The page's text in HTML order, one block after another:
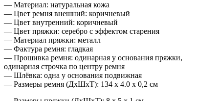
— Материал: натуральная кожа
— Цвет ремня внешний: коричневый
— Цвет внутренний: коричневый
— Цвет пряжки: серебро с эффектом старения
— Материал пряжки: металл
— Фактура ремня: гладкая
— Прошивка ремня: одинарная у основания пряжки,
одинарная строчка по центру ремня
— Шлёвка: одна у основания подвижная
— Размеры ремня (ДхШхТ): 134 х 4.0 х 0,2 см